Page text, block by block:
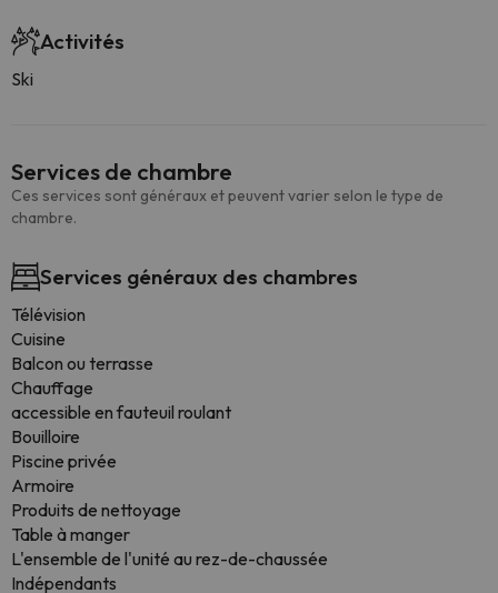
Activités
Ski
Services de chambre
Ces services sont généraux et peuvent varier selon le type de
chambre.
Services généraux des chambres
Télévision
Cuisine
Balcon ou terrasse
Chauffage
accessible en fauteuil roulant
Bouilloire
Piscine privée
Armoire
Produits de nettoyage
Table à manger
L'ensemble de l'unité au rez-de-chaussée
Indépendants